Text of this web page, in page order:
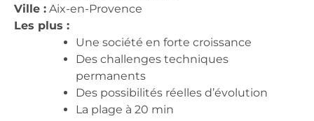
Ville : Aix-en-Provence
Les plus :
Une société en forte croissance
Des challenges techniques
permanents
Des possibilités réelles d’évolution
La plage à 20 min